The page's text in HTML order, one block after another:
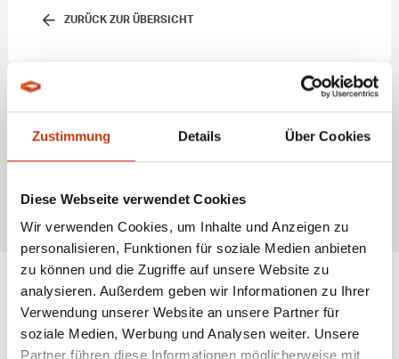
Zustimmung Details Über Cookies
Diese Webseite verwendet Cookies
Wir verwenden Cookies, um Inhalte und Anzeigen zu
personalisieren, Funktionen für soziale Medien anbieten
zu können und die Zugriffe auf unsere Website zu
analysieren. Außerdem geben wir Informationen zu Ihrer
Verwendung unserer Website an unsere Partner für
soziale Medien, Werbung und Analysen weiter. Unsere
Partner führen diese Informationen möglicherweise mit
ZURÜCK ZUR ÜBERSICHT
der Familie der Karpfenfische (
), der in größeren Seen und
Flüssen Europas verbreitet ist. Sie zeichnet sich durch einen silbernen,
glänzenden Körper aus und lebt oft inSchwärmen. Die Seelaube ernährt
sich hauptsächlich von Plankton und kleineren Insekten. Sie ist ein
wichtiger Beutefisch für Raubfische und wird auch von Anglern geschätzt,
sowohl als Zielart als auch als Köderfisch. Die Seelaube ist in vielen
beschrieben
ANGESAGTE